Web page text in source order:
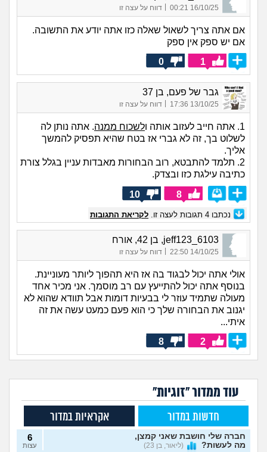
16/10/25 00:21 דווח על עצה זו
אם אתה צריך לשאול שאלה כזו אתה יודע את התשובה.
אם יש ספק אין ספק
1
0
גבר של פעם, בן 37
13/10/25 17:36 דווח על עצה זו
1. אתה חייב לעזוב אותה ו לשכוח ממנה. אתה נותן לה
לשלוט בך, זה לא גברי אז בטח שהיא תפסיק להמשך
אליך.
2. תלמד להתבטא, רוב הבחורות מאבדות עניין בגלל צורת
כתיבה עילגת כזו ובצדק.
8
10
נכתבו 4 תגובות לעצה זו. לקריאת התגובות
jeff123_6103, בן 42, אורח
14/10/25 22:50
| דווח על עצה זו
אולי אתה יכול לבגוד בה אז היא תהפוך ליותר מעוניינת.
בנוסף אתה יכול להתייעץ עם רב מוסמך. אני מכיר אחד
מעולה שתמיד עוזר לי בבעיות דומות אבל תוודא שהוא לא
יגנוב את הבחורה שלך כי הוא פעם כמעט עשה את זה
איתי...
2
8
עוד ממדור "זוגיות"
חדשות במדור אקראיות במדור
חברה שלי חושבת שאני קמצן,
מה לעשות?
(ליאור, בן 23)
6
עצות